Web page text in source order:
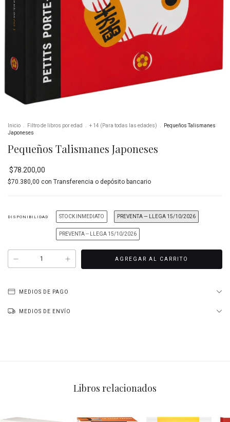
Inicio . Filtro de libros por edad . + 14 (Para todas las edades) .
Pequeños Talismanes
Japoneses
Pequeños Talismanes Japoneses
$78.200,00
$70.380,00 con Transferencia o depósito bancario
DISPONIBILIDAD STOCK INMEDIATO PREVENTA — LLEGA 15/10/2026
PREVENTA -- LLEGA 15/10/2026
MEDIOS DE PAGO
MEDIOS DE ENVÍO
Libros relacionados